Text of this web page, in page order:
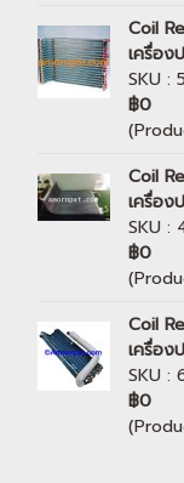
Coil
เครื่อง
SKU :
฿0
Coil
เครื่อง
SKU :
฿0
Coil
เครื่อง
SKU :
฿0